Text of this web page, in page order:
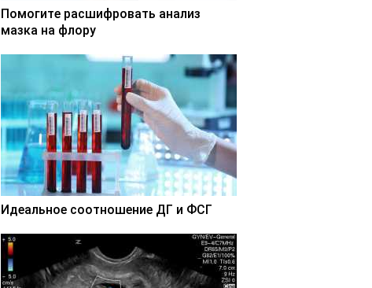
Помогите расшифровать анализ
мазка на флору
Идеальное соотношение ДГ и ФСГ